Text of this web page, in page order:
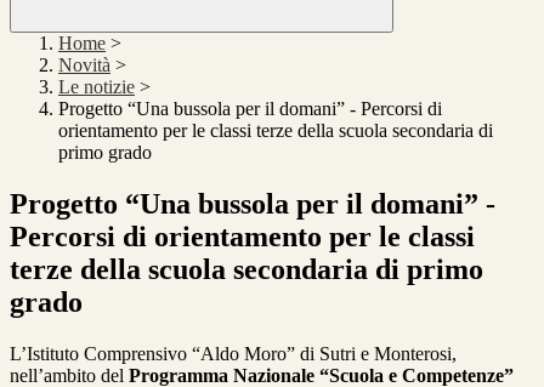
Home >
Novità >
Le notizie >
Progetto “Una bussola per il domani” - Percorsi di
orientamento per le classi terze della scuola secondaria di
primo grado
Progetto “Una bussola per il domani” -
Percorsi di orientamento per le classi
terze della scuola secondaria di primo
grado
L’Istituto Comprensivo “Aldo Moro” di Sutri e Monterosi,
nell’ambito del Programma Nazionale “Scuola e Competenze”